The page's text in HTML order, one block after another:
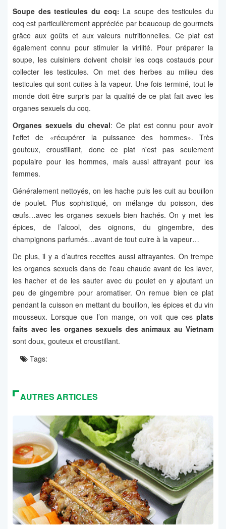
Soupe des testicules du coq: La soupe des testicules du
coq est particulièrement appréciée par beaucoup de gourmets
grâce aux goûts et aux valeurs nutritionnelles. Ce plat est
également connu pour stimuler la virilité. Pour préparer la
soupe, les cuisiniers doivent choisir les coqs costauds pour
collecter les testicules. On met des herbes au milieu des
testicules qui sont cuites à la vapeur. Une fois terminé, tout le
monde doit être surpris par la qualité de ce plat fait avec les
organes sexuels du coq.
Organes sexuels du cheval: Ce plat est connu pour avoir
l'effet de «récupérer la puissance des hommes». Très
gouteux, croustillant, donc ce plat n'est pas seulement
populaire pour les hommes, mais aussi attrayant pour les
femmes.
Généralement nettoyés, on les hache puis les cuit au bouillon
de poulet. Plus sophistiqué, on mélange du poisson, des
œufs…avec les organes sexuels bien hachés. On y met les
épices, de l’alcool, des oignons, du gingembre, des
champignons parfumés…avant de tout cuire à la vapeur…
De plus, il y a d’autres recettes aussi attrayantes. On trempe
les organes sexuels dans de l'eau chaude avant de les laver,
les hacher et de les sauter avec du poulet en y ajoutant un
peu de gingembre pour aromatiser. On remue bien ce plat
pendant la cuisson en mettant du bouillon, les épices et du vin
mousseux. Lorsque que l’on mange, on voit que ces plats
faits avec les organes sexuels des animaux au Vietnam
sont doux, gouteux et croustillant.
Tags:
AUTRES ARTICLES